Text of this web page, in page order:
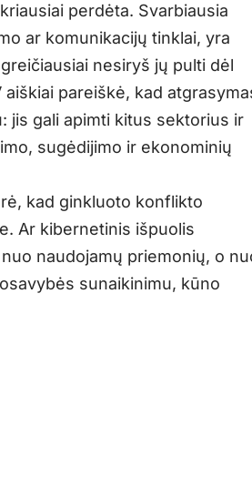
perdėta. Svarbiausia
ar komunikacijų tinklai, yra
nesiryš jų pulti dėl
pareiškė, kad
jis gali apimti kitus sektorius ir
sugėdijimo ir ekonominių
kad ginkluoto konflikto
Ar kibernetinis išpuolis
naudojamų priemonių, o
sunaikinimu, kūno